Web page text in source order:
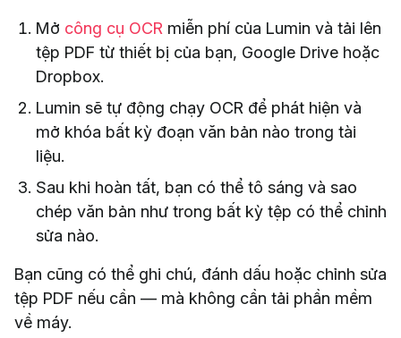
Mở công cụ OCR miễn phí của Lumin và tải lên
tệp PDF từ thiết bị của bạn, Google Drive hoặc
Dropbox.
Lumin sẽ tự động chạy OCR để phát hiện và
mở khóa bất kỳ đoạn văn bản nào trong tài
liệu.
Sau khi hoàn tất, bạn có thể tô sáng và sao
chép văn bản như trong bất kỳ tệp có thể chỉnh
sửa nào.
Bạn cũng có thể ghi chú, đánh dấu hoặc chỉnh sửa
tệp PDF nếu cần — mà không cần tải phần mềm
về máy.